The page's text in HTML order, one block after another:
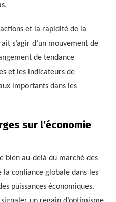
et la rapidité de la
s’agir d’un mouvement de
de tendance
et les indicateurs de
importants dans les
sur l’économie
bien au-delà du marché des
confiance globale dans les
puissances économiques.